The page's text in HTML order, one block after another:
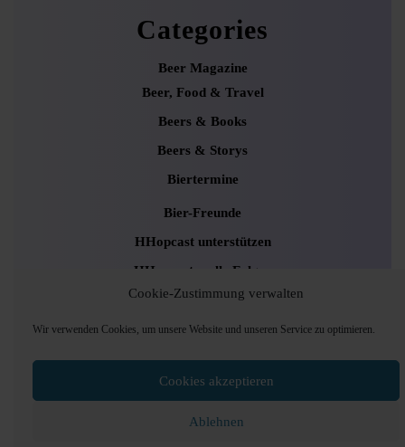
Cookie-Zustimmung verwalten
Wir verwenden Cookies, um unsere Website und unseren Service zu optimieren.
Cookies akzeptieren
Ablehnen
Categories
Beer Magazine
Beer, Food & Travel
Beers & Books
Beers & Storys
Biertermine
Bier-Freunde
HHopcast unterstützen
HHopcast – alle Folgen
Kooperationen & Werbung
Newsletter
Uncategorized